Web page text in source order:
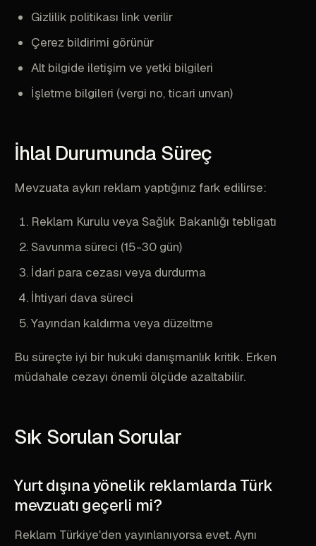
Gizlilik politikası link verilir
Çerez bildirimi görünür
Alt bilgide iletişim ve yetki bilgileri
İşletme bilgileri (vergi no, ticari unvan)
İhlal Durumunda Süreç
Mevzuata aykırı reklam yaptığınız fark edilirse:
Reklam Kurulu veya Sağlık Bakanlığı tebligatı
Savunma süreci (15-30 gün)
İdari para cezası veya durdurma
İhtiyari dava süreci
Yayından kaldırma veya düzeltme
Bu süreçte iyi bir hukuki danışmanlık kritik. Erken
müdahale cezayı önemli ölçüde azaltabilir.
Sık Sorulan Sorular
Yurt dışına yönelik reklamlarda Türk
mevzuatı geçerli mi?
Reklam Türkiye'den yayınlanıyorsa evet. Aynı